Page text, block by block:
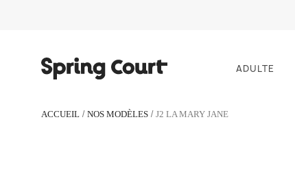
ADULTE
ACCUEIL NOS MODÈLES J2 LA MARY JANE